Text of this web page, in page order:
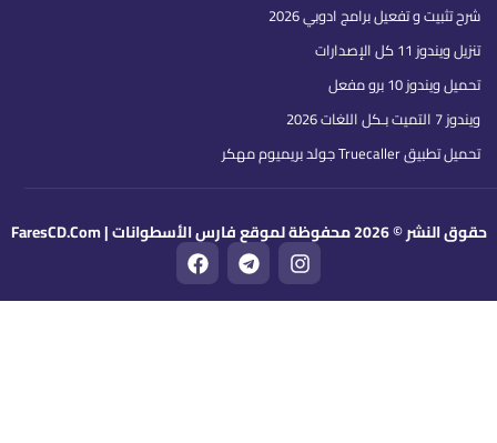
شرح تثبيت و تفعيل برامج ادوبي 2026
تنزيل ويندوز 11 كل الإصدارات
تحميل ويندوز 10 برو مفعل
ويندوز 7 التميت بـكل اللغات 2026
تحميل تطبيق Truecaller جولد بريميوم مهكر
حقوق النشر © 2026 محفوظة لموقع فارس الأسطوانات | FaresCD.Com I
n
s
t
T
e
l
e
F
a
c
e